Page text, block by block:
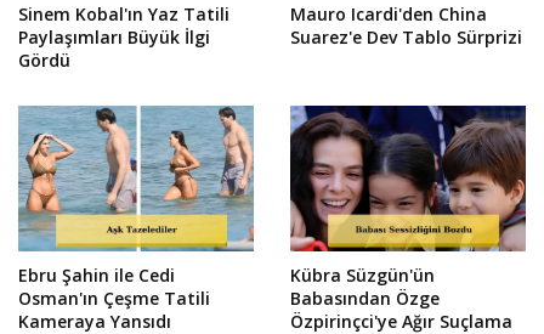
Sinem Kobal'ın Yaz Tatili
Paylaşımları Büyük İlgi
Gördü
Mauro Icardi'den China
Suarez'e Dev Tablo Sürprizi
Ebru Şahin ile Cedi
Osman'ın Çeşme Tatili
Kameraya Yansıdı
Kübra Süzgün'ün
Babasından Özge
Özpirinçci'ye Ağır Suçlama